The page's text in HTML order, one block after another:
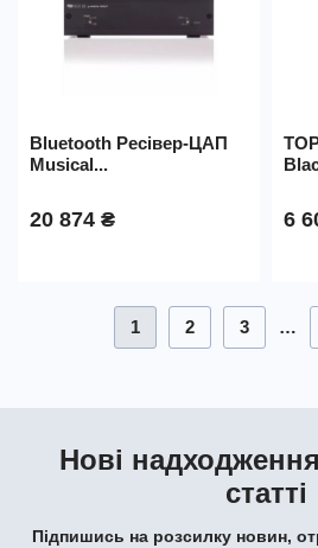
Bluetooth Ресівер-ЦАП
Musical...
20 874 ₴ 6
1 2 3 …
Нові
статті
Підпишись на розсилку новин,